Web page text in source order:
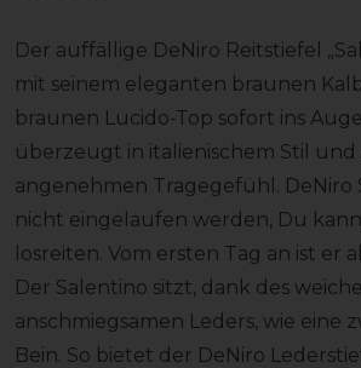
Der auffällige DeNiro Reitstiefel
mit seinem eleganten braunen
braunen Lucido-Top sofort ins
überzeugt in italienischem Stil und
angenehmen Tragegefühl. DeNiro
nicht eingelaufen werden, Du
losreiten. Vom ersten Tag an ist er
Der Salentino sitzt, dank des
anschmiegsamen Leders, wie eine
Bein. So bietet der DeNiro